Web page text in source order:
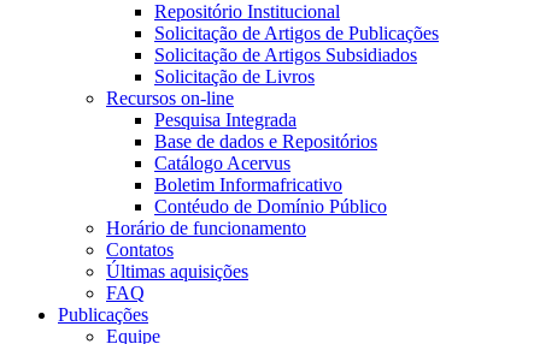
Repositório Institucional
Solicitação de Artigos de Publicações
Solicitação de Artigos Subsidiados
Solicitação de Livros
Recursos on-line
Pesquisa Integrada
Base de dados e Repositórios
Catálogo Acervus
Boletim Informafricativo
Contéudo de Domínio Público
Horário de funcionamento
Contatos
Últimas aquisições
FAQ
Publicações
Equipe